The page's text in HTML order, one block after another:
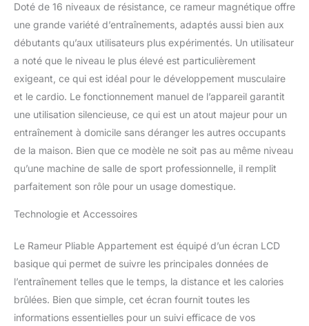
bagage. Die Faltgröße
économise de la place
dans votre maison.
Capacité maximale 160
kg: YPOO Rameur à Eau
Foldbar est robuste en
bois massif naturel et
dispose d'une stabilité et
d'une capacité de
peut supporter des
charges allant jusqu'à
160 kg. Le réservoir
de fuites. Résistance
accrue: par rapport aux
appareils de rame
classiques, le YPOO
Rameur à Eau augmente
la surface de rame, pour
Doté de 16 niveaux de résistance, ce rameur magnétique offre
une grande variété d’entraînements, adaptés aussi bien aux
débutants qu’aux utilisateurs plus expérimentés. Un utilisateur
a noté que le niveau le plus élevé est particulièrement
exigeant, ce qui est idéal pour le développement musculaire
et le cardio. Le fonctionnement manuel de l’appareil garantit
une utilisation silencieuse, ce qui est un atout majeur pour un
entraînement à domicile sans déranger les autres occupants
de la maison. Bien que ce modèle ne soit pas au même niveau
qu’une machine de salle de sport professionnelle, il remplit
parfaitement son rôle pour un usage domestique.
Technologie et Accessoires
Le Rameur Pliable Appartement est équipé d’un écran LCD
basique qui permet de suivre les principales données de
l’entraînement telles que le temps, la distance et les calories
brûlées. Bien que simple, cet écran fournit toutes les
informations essentielles pour un suivi efficace de vos